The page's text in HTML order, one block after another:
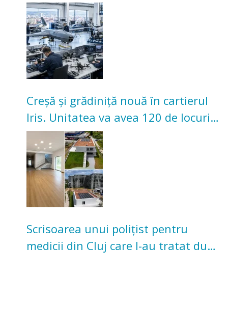
înceapă în toamna acestui an
Creșă și grădiniță nouă în cartierul
Iris. Unitatea va avea 120 de locuri
pentru copii
Scrisoarea unui polițist pentru
medicii din Cluj care l-au tratat după